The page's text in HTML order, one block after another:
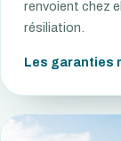
renvoient chez
résiliation.
Les garanties